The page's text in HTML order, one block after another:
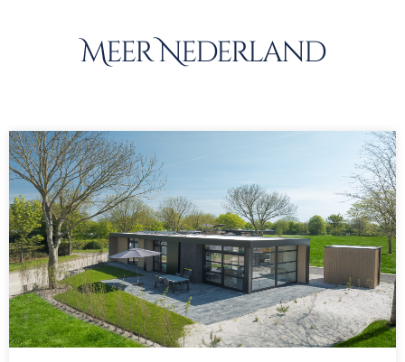
Meer Nederland